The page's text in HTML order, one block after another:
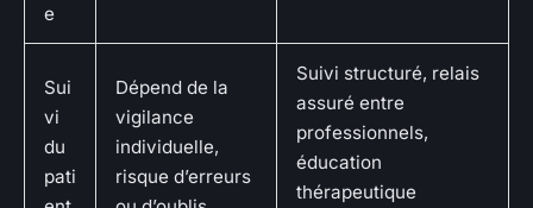
e
Sui
vi
du
pati
Dépend de la
vigilance
individuelle,
risque d’erreurs
Suivi structuré, relais
assuré entre
professionnels,
éducation
thérapeutique